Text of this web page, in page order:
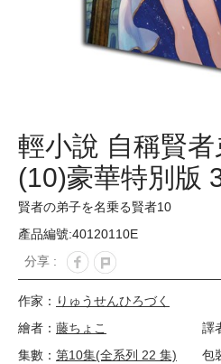
輕小說 自稱賢
(10)豪華特別版
口袋
賢者の弟子を名乗る賢者10
產品編號:40120110E
分享 :
作家： りゅうせんひろづく
繪者： 藤ちょこ 譯
集數： 第10集(全系列 22 集)
包